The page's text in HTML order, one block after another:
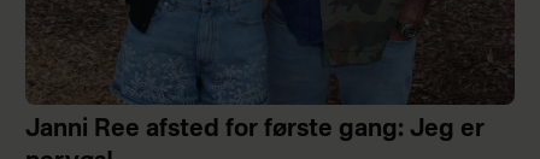
Janni Ree afsted for første gang: Jeg er